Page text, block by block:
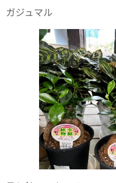
ガジュマル